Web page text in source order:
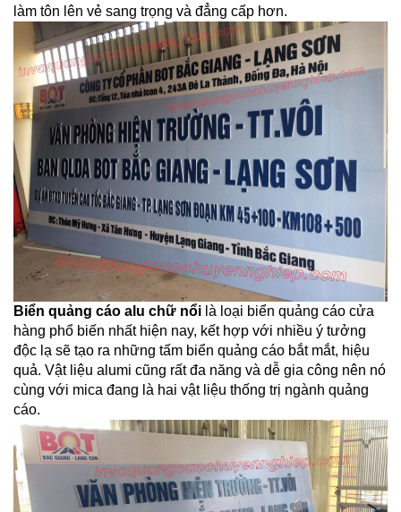
làm tôn lên vẻ sang trọng và đẳng cấp hơn.
Biển quảng cáo alu chữ nổi là loại biển quảng cáo cửa
hàng phổ biến nhất hiện nay, kết hợp với nhiều ý tưởng
độc lạ sẽ tạo ra những tấm biển quảng cáo bắt mắt, hiệu
quả. Vật liệu alumi cũng rất đa năng và dễ gia công nên nó
cùng với mica đang là hai vật liệu thống trị ngành quảng
cáo.